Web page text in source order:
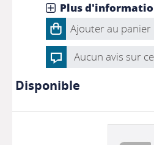
Plus
Ajouter au panier
Aucun avis sur
Disponible